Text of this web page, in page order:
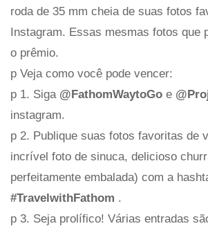
roda de 35 mm cheia de suas fotos
Instagram. Essas mesmas fotos que
o prêmio.
p Veja como você pode vencer:
p 1. Siga @FathomWaytoGo e
instagram.
p 2. Publique suas fotos favoritas de
incrível foto de sinuca, delicioso
perfeitamente embalada) com a
#TravelwithFathom .
p 3. Seja prolífico! Várias entradas